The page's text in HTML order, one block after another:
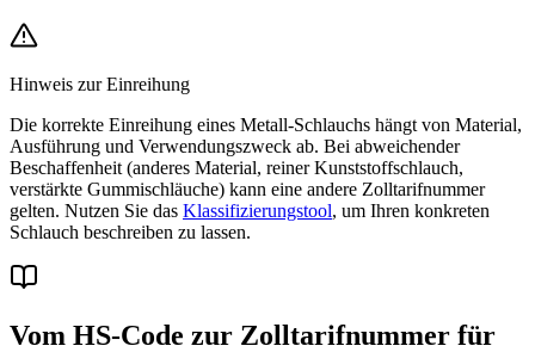
Hinweis zur Einreihung
Die korrekte Einreihung eines Metall-Schlauchs hängt von Material,
Ausführung und Verwendungszweck ab. Bei abweichender
Beschaffenheit (anderes Material, reiner Kunststoffschlauch,
verstärkte Gummischläuche) kann eine andere Zolltarifnummer
gelten. Nutzen Sie das Klassifizierungstool, um Ihren konkreten
Schlauch beschreiben zu lassen.
Vom HS-Code zur Zolltarifnummer für